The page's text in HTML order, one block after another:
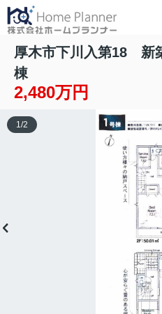
厚木市下川入第18 新
棟
2,480万円
1/2